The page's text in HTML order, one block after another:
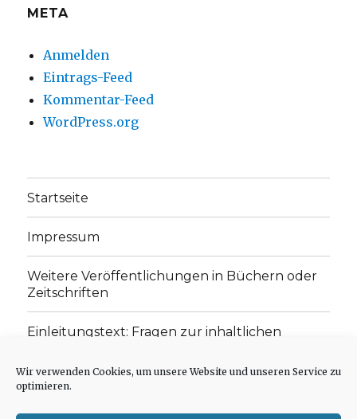
Wir verwenden Cookies, um unsere Website und unseren Service zu
optimieren.
META
Anmelden
Eintrags-Feed
Kommentar-Feed
WordPress.org
Startseite
Impressum
Weitere Veröffentlichungen in Büchern oder
Zeitschriften
Einleitungstext: Fragen zur inhaltlichen
„schwachen Glaubens“